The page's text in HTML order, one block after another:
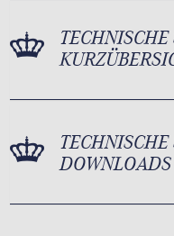
DOWNLOADS